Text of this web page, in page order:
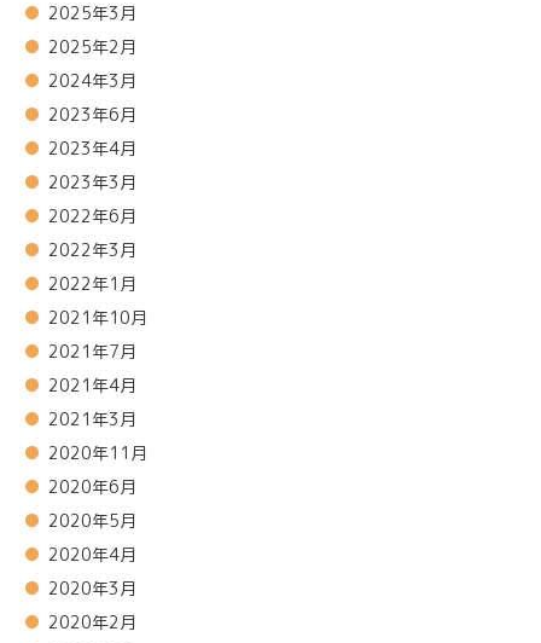
2025年3月
2025年2月
2024年3月
2023年6月
2023年4月
2023年3月
2022年6月
2022年3月
2022年1月
2021年10月
2021年7月
2021年4月
2021年3月
2020年11月
2020年6月
2020年5月
2020年4月
2020年3月
2020年2月